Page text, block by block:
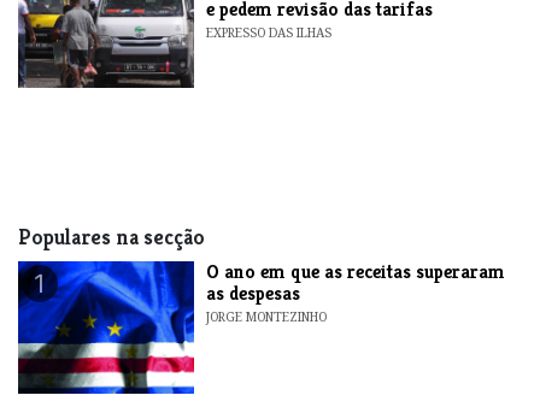
e pedem revisão das tarifas
EXPRESSO DAS ILHAS
Populares na secção
1
O ano em que as receitas superaram
as despesas
JORGE MONTEZINHO